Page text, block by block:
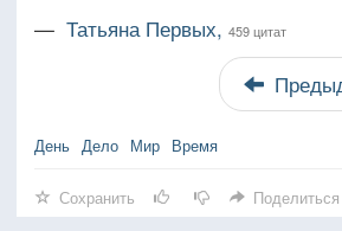
— Татьяна Первых, 459 цитат
День Дело Мир Время
Сохранить Поделиться